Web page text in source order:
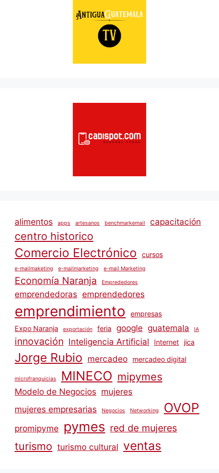
alimentos apps artesanos benchmarkemail capacitación
centro historico
Comercio Electrónico cursos
e-mailmaketing e-mailmarketing e-mail Marketing
Economía Naranja Emprededores
emprendedoras emprendedores
emprendimiento
empresas
Expo Naranja
exportación feria google guatemala IA
innovación Inteligencia Artificial Internet jica
Jorge Rubio mercadeo mercadeo digital
microfranquicias MINECO mipymes
Modelo de Negocios mujeres
mujeres empresarias
Negocios Networking OVOP
promipyme pymes red de mujeres
turismo turismo cultural ventas